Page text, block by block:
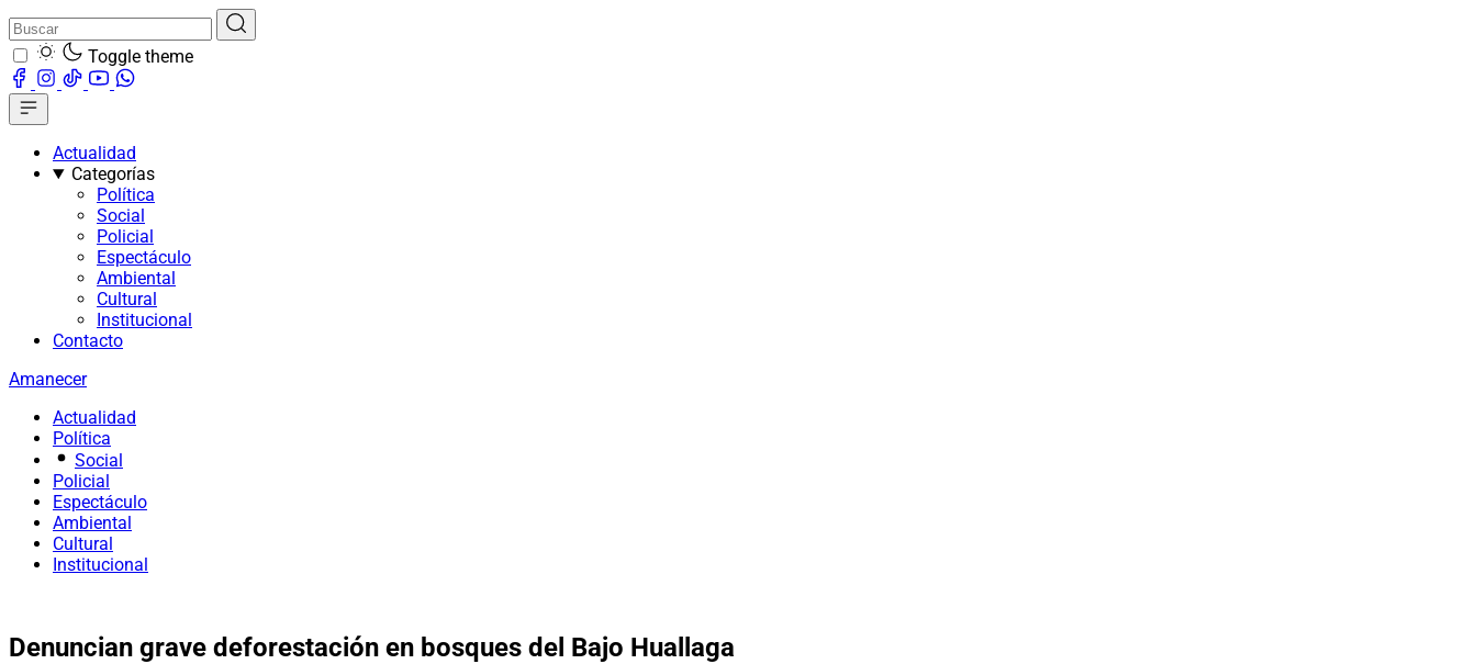
Toggle theme
Actualidad
Categorías
Política
Social
Policial
Espectáculo
Ambiental
Cultural
Institucional
Contacto
Amanecer
Actualidad
Política
Social
Policial
Espectáculo
Ambiental
Cultural
Institucional
Denuncian grave deforestación en bosques del Bajo Huallaga